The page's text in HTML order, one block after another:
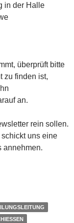
in der Halle
überprüft bitte
zu finden ist,
an.
rein sollen.
uns eine
annehmen.